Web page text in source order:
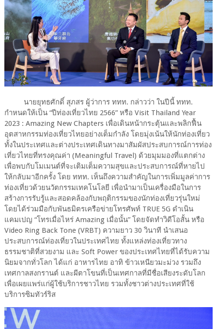
นายยุทธศักดิ์ สุภสร ผู้ว่าการ ททท. กล่าวว่า ในปีนี้ ททท.
กำหนดให้เป็น “ปีท่องเที่ยวไทย 2566” หรือ Visit Thailand Year
2023 : Amazing New Chapters เพื่อเดินหน้ากระตุ้นและพลิกฟื้น
อุตสาหกรรมท่องเที่ยวไทยอย่างเต็มกำลัง โดยมุ่งเน้นให้นักท่องเที่ยว
ทั้งในประเทศและต่างประเทศเดินทางมาสัมผัสประสบการณ์การท่อง
เที่ยวไทยที่ทรงคุณค่า (Meaningful Travel) ด้วยมุมมองที่แตกต่าง
เพื่อพบกับโมเมนต์ที่จะเติมเต็มความสุขและประสบการณ์ที่หายไป
ให้กลับมาอีกครั้ง โดย ททท. เห็นถึงความสำคัญในการเพิ่มมูลค่าการ
ท่องเที่ยวด้วยนวัตกรรมเทคโนโลยี เพื่อนำมาเป็นเครื่องมือในการ
สร้างการรับรู้และสอดคล้องกับพฤติกรรมของนักท่องเที่ยวรุ่นใหม่
โดยได้ร่วมมือกับพันธมิตรเครือข่ายโทรศัพท์ TRUE 5G ดำเนิน
แคมเปญ “โทรเมื่อไหร่ Amazing เมื่อนั้น” โดยจัดทำวิดีโอสั้น หรือ
Video Ring Back Tone (VRBT) ความยาว 30 วินาที นำเสนอ
ประสบการณ์ท่องเที่ยวในประเทศไทย ทั้งแหล่งท่องเที่ยวทาง
ธรรมชาติที่สวยงาม และ Soft Power ของประเทศไทยที่ได้รับความ
นิยมจากทั่วโลก ได้แก่ อาหารไทย อาทิ ข้าวเหนียวมะม่วง รวมถึง
เทศกาลสงกรานต์ และผีตาโขนที่เป็นเทศกาลที่มีชื่อเสียงระดับโลก
เพื่อเผยแพร่แก่ผู้ใช้บริการชาวไทย รวมทั้งชาวต่างประเทศที่ใช้
บริการซิมทัวร์ริส